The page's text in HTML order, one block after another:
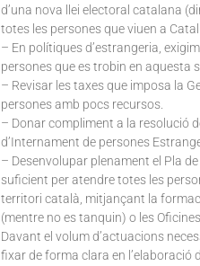
d’una nova llei electoral catalana
totes les persones que viuen a
– En polítiques d’estrangeria,
persones que es trobin en aquesta
– Revisar les taxes que imposa la
persones amb pocs recursos.
– Donar compliment a la resolució
d’Internament de persones
– Desenvolupar plenament el Pla
suficient per atendre totes les
territori català, mitjançant la
(mentre no es tanquin) o les
Davant el volum d’actuacions
fixar de forma clara en